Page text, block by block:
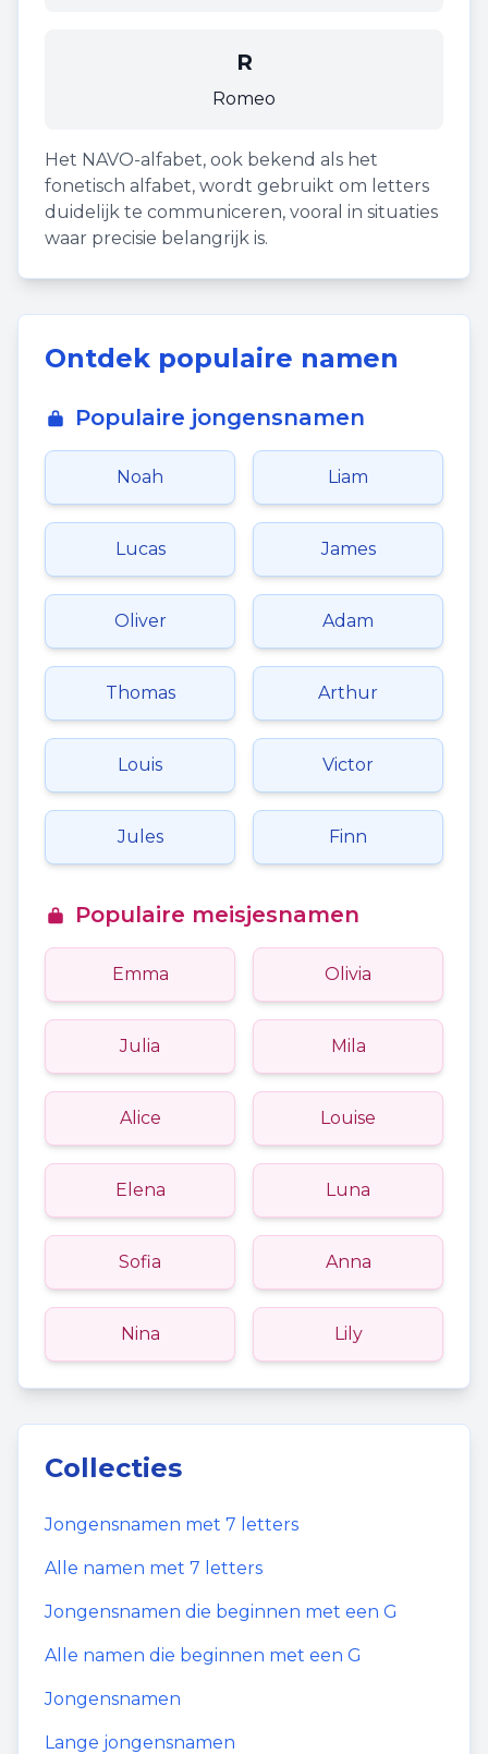
R
Romeo
Het NAVO-alfabet, ook bekend als het
fonetisch alfabet, wordt gebruikt om letters
duidelijk te communiceren, vooral in situaties
waar precisie belangrijk is.
Ontdek populaire namen
Populaire jongensnamen
Noah Liam
Lucas James
Oliver Adam
Thomas Arthur
Louis Victor
Jules Finn
Populaire meisjesnamen
Emma Olivia
Julia Mila
Alice Louise
Elena Luna
Sofia Anna
Nina Lily
Collecties
Jongensnamen met 7 letters
Alle namen met 7 letters
Jongensnamen die beginnen met een G
Alle namen die beginnen met een G
Jongensnamen
Lange jongensnamen